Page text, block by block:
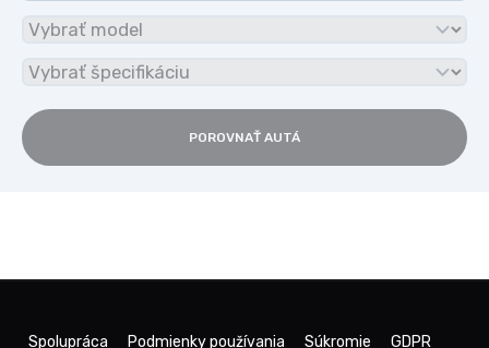
POROVNAŤ AUTÁ
Spolupráca Podmienky používania Súkromie GDPR